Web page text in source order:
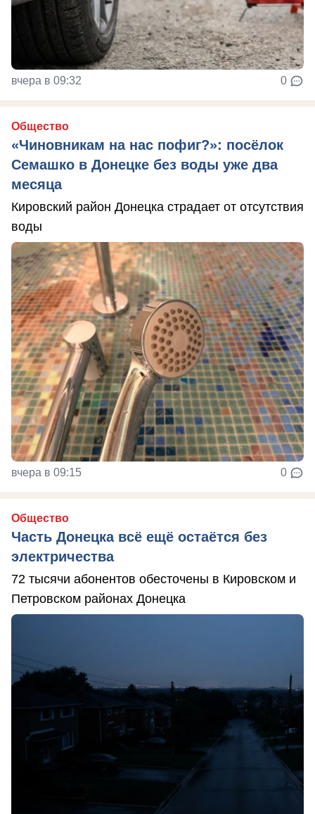
вчера в 09:32 0
Общество
«Чиновникам на нас пофиг?»: посёлок
Семашко в Донецке без воды уже два
месяца
Кировский район Донецка страдает от отсутствия
воды
вчера в 09:15 0
Общество
Часть Донецка всё ещё остаётся без
электричества
72 тысячи абонентов обесточены в Кировском и
Петровском районах Донецка